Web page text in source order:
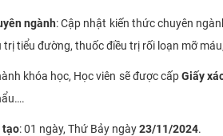
ngành: Cập nhật kiến thức chuyên
trị tiểu đường, thuốc điều trị rối loạn mỡ
khóa học, Học viên sẽ được cấpGiấy
tạo: 01 ngày, Thứ Bảy ngày23/11/2024.